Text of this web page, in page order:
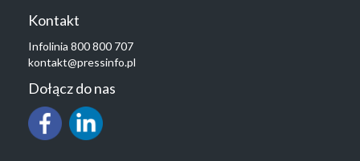
Kontakt
Infolinia 800 800 707
kontakt@pressinfo.pl
Dołącz do nas